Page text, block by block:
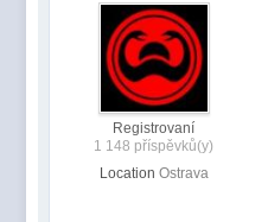
Registrovaní
1 148 příspěvků(y)
Location Ostrava